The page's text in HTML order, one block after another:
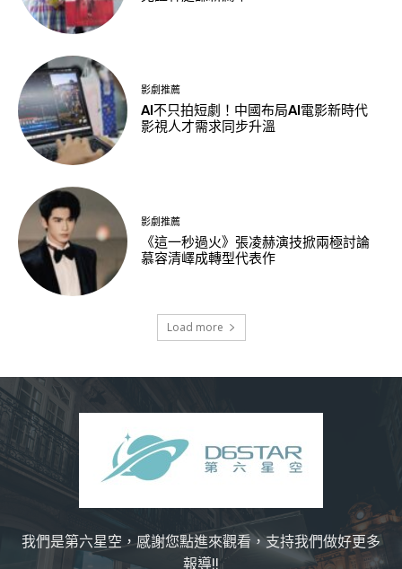
影劇推薦
AI不只拍短劇！中國布局AI電影新時代
影視人才需求同步升溫
影劇推薦
《這一秒過火》張凌赫演技掀兩極討論
慕容清嶧成轉型代表作
Load more
我們是第六星空，感謝您點進來觀看，支持我們做好更多
報導!!